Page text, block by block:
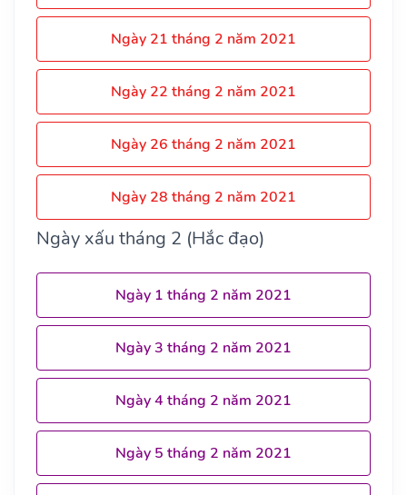
Ngày 21 tháng 2 năm 2021
Ngày 22 tháng 2 năm 2021
Ngày 26 tháng 2 năm 2021
Ngày 28 tháng 2 năm 2021
Ngày xấu tháng 2 (Hắc đạo)
Ngày 1 tháng 2 năm 2021
Ngày 3 tháng 2 năm 2021
Ngày 4 tháng 2 năm 2021
Ngày 5 tháng 2 năm 2021